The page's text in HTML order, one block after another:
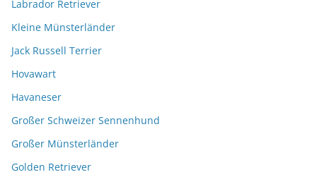
Labrador Retriever
Kleine Münsterländer
Jack Russell Terrier
Hovawart
Havaneser
Großer Schweizer Sennenhund
Großer Münsterländer
Golden Retriever